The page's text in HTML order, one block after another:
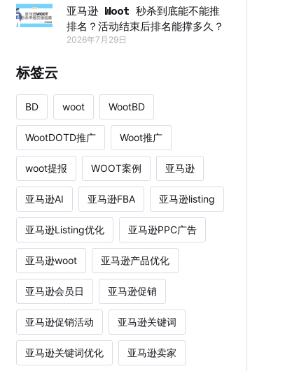
亚马逊 Woot 秒杀到底能不能推
排名？活动结束后排名能撑多久？
2026年7月29日
标签云
BD woot WootBD
WootDOTD推广 Woot推广
woot提报 WOOT案例 亚马逊
亚马逊AI 亚马逊FBA 亚马逊listing
亚马逊Listing优化 亚马逊PPC广告
亚马逊woot 亚马逊产品优化
亚马逊会员日 亚马逊促销
亚马逊促销活动 亚马逊关键词
亚马逊关键词优化 亚马逊卖家